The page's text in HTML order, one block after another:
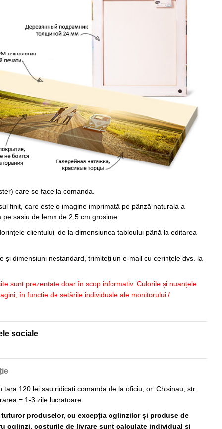
care se face la comanda.
finit, care este o imagine imprimată pe pânză naturala a
șasiu de lemn de 2,5 cm grosime.
clientului, de la dimensiunea tabloului până la editarea
și dimensiuni nestandard, trimiteți un e-mail cu cerințele dvs. la
sunt prezentate doar în scop informativ. Culorile și nuanțele
în funcție de setările individuale ale monitorului /
sociale
tara 120 lei sau ridicati comanda de la oficiu, or. Chisinau, str.
= 1-3 zile lucratoare
produselor, cu excepția oglinzilor și produse de
oglinzi, costurile de livrare sunt calculate individual și